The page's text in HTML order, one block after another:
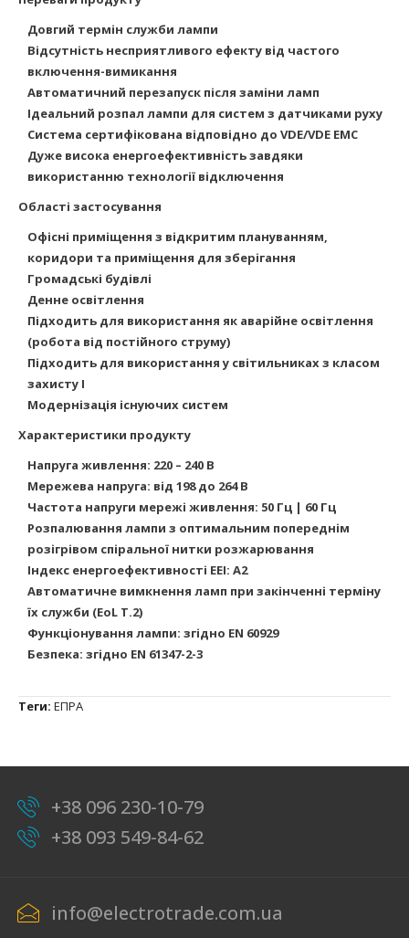
Довгий термін служби лампи
Відсутність несприятливого ефекту від частого
включення-вимикання
Автоматичний перезапуск після заміни ламп
Ідеальний розпал лампи для систем з датчиками руху
Система сертифікована відповідно до VDE/VDE EMC
Дуже висока енергоефективність завдяки
використанню технології відключення
Області застосування
Офісні приміщення з відкритим плануванням,
коридори та приміщення для зберігання
Громадські будівлі
Денне освітлення
Підходить для використання як аварійне освітлення
(робота від постійного струму)
Підходить для використання у світильниках з класом
захисту I
Модернізація існуючих систем
Характеристики продукту
Напруга живлення: 220 – 240 В
Мережева напруга: від 198 до 264 В
Частота напруги мережі живлення: 50 Гц | 60 Гц
Розпалювання лампи з оптимальним попереднім
розігрівом спіральної нитки розжарювання
Індекс енергоефективності EEI: A2
Автоматичне вимкнення ламп при закінченні терміну
їх служби (EoL T.2)
Функціонування лампи: згідно EN 60929
Безпека: згідно EN 61347-2-3
Теги: ЕПРА
+38 096 230-10-79
+38 093 549-84-62
info@electrotrade.com.ua